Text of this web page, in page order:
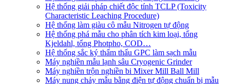
Hệ thống giải pháp chiết độc tính TCLP (Toxicity
Characteristic Leaching Procedure)
Hệ thống làm giàu cô mẫu Nitrogen tự động
Hệ thống phá mẫu cho phân tích kim loại, tổng
Kjeldahl, tổng Photpho, COD…
Hệ thống sắc ký thẩm thấu GPC làm sạch mẫu
Máy nghiền mẫu lạnh sâu Cryogenic Grinder
Máy nghiền trộn nghiền bi Mixer Mill Ball Mill
Máy nung chảy mẫu bằng điện tự động chuẩn bị mẫu